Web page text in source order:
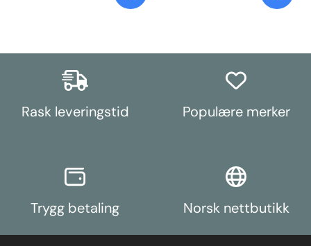
Rask leveringstid Populære merker
Trygg betaling Norsk nettbutikk